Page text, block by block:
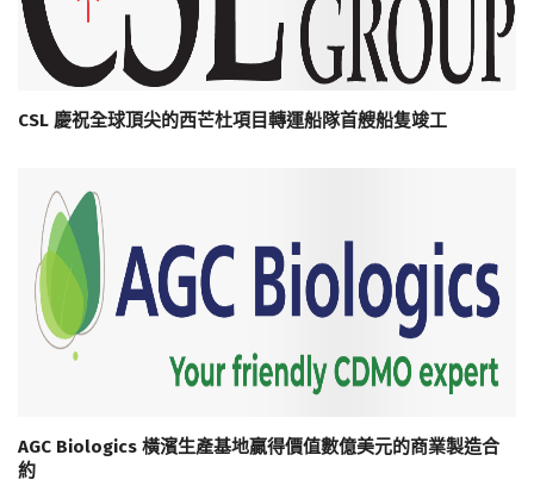
CSL 慶祝全球頂尖的西芒杜項目轉運船隊首艘船隻竣工
AGC Biologics 橫濱生產基地贏得價值數億美元的商業製造合
約